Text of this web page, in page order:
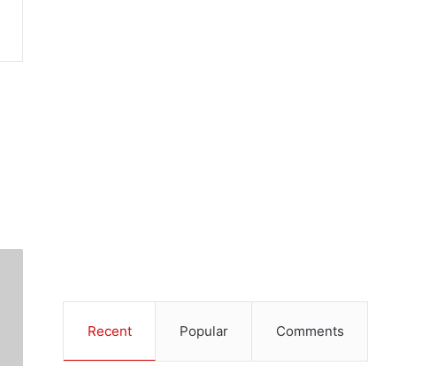
Recent Popular Comments